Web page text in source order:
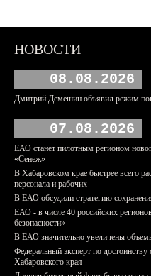
НОВОСТИ
08.08.2026
Дмитрий Демешин объявил режим
07.08.2026
ЕАО станет пилотным регионом
«Сенеж»
В Хабаровском крае быстрее всего
персонала и рабочих
В ЕАО обсудили стратегию
ЕАО - в числе 40 российских
безопасности»
В ЕАО значительно увеличены
Федеральный эксперт по
Хабаровского края